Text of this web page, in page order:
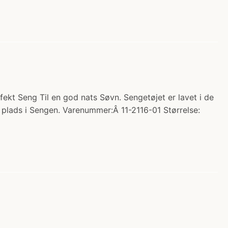
Seng Til en god nats Søvn. Sengetøjet er lavet i de
i Sengen. Varenummer:Â 11-2116-01 Størrelse: